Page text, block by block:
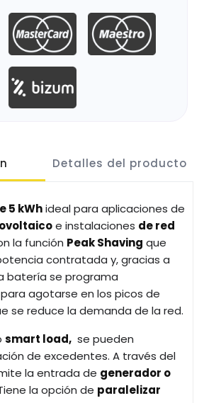
Detalles del producto
5 kWhideal para aplicaciones de
e instalaciones de red
la función Peak Shaving que
contratada y, gracias a
batería se programa
agotarse en los picos de
se reduce la demanda de la red.
smart load, se pueden
de excedentes. A través del
la entrada de generador o
la opción de paralelizar